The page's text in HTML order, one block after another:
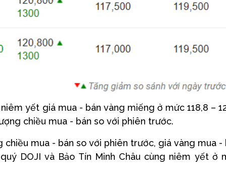
yết giá mua - bán vàng miếng ở mức 118,8 –
chiều mua - bán so với phiên trước.
mua - bán so với phiên trước, giá vàng mua -
DOJI và Bảo Tín Minh Châu cùng niêm yết ở